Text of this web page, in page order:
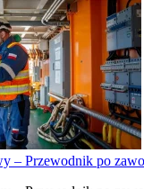
– Przewodnik po